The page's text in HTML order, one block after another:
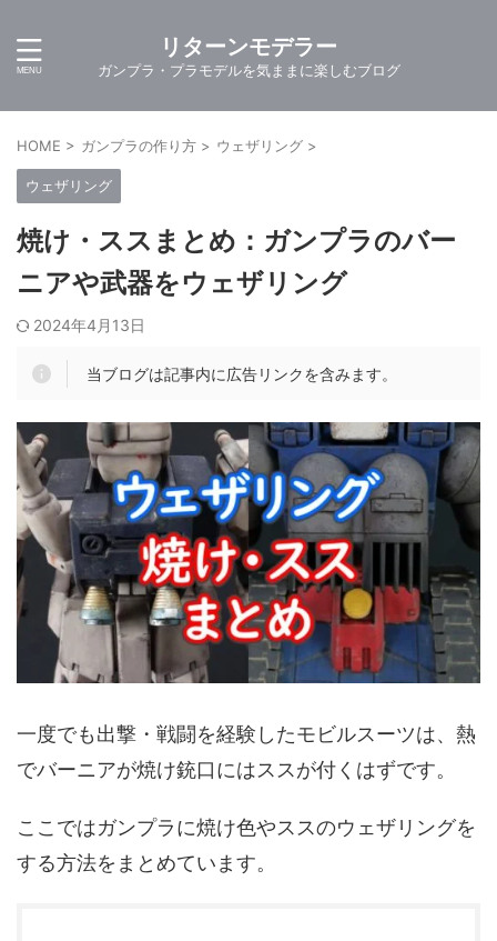
リターンモデラー
ガンプラ・プラモデルを気ままに楽しむブログ
HOME > ガンプラの作り方 > ウェザリング >
ウェザリング
焼け・ススまとめ：ガンプラのバー
ニアや武器をウェザリング
2024年4月13日
当ブログは記事内に広告リンクを含みます。
一度でも出撃・戦闘を経験したモビルスーツは、熱
でバーニアが焼け銃口にはススが付くはずです。
ここではガンプラに焼け色やススのウェザリングを
する方法をまとめています。